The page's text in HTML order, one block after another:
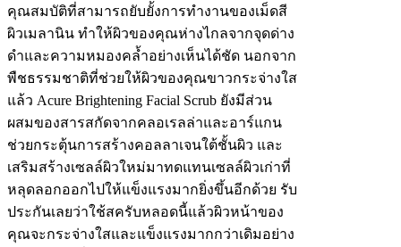
คุณสมบัติที่สามารถยับยั้งการทำงานของเม็ดสี
ผิวเมลานิน ทำให้ผิวของคุณห่างไกลจากจุดด่าง
ดำและความหมองคล้ำอย่างเห็นได้ชัด นอกจาก
พืชธรรมชาติที่ช่วยให้ผิวของคุณขาวกระจ่างใส
แล้ว Acure Brightening Facial Scrub ยังมีส่วน
ผสมของสารสกัดจากคลอเรลล่าและอาร์แกน
ช่วยกระตุ้นการสร้างคอลลาเจนใต้ชั้นผิว และ
เสริมสร้างเซลล์ผิวใหม่มาทดแทนเซลล์ผิวเก่าที่
หลุดลอกออกไปให้แข็งแรงมากยิ่งขึ้นอีกด้วย รับ
ประกันเลยว่าใช้สครับหลอดนี้แล้วผิวหน้าของ
คุณจะกระจ่างใสและแข็งแรงมากกว่าเดิมอย่าง